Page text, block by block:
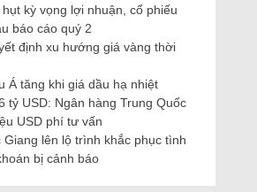
kỳ vọng lợi nhuận, cổ phiếu
báo cáo quý 2
định xu hướng giá vàng thời
Á tăng khi giá dầu hạ nhiệt
tỷ USD: Ngân hàng Trung Quốc
USD phí tư vấn
lên lộ trình khắc phục tình
bị cảnh báo